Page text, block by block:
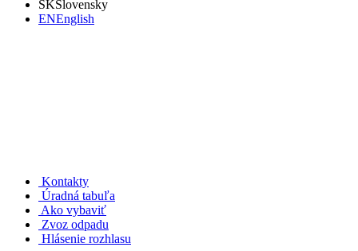
SKSlovensky
ENEnglish
Kontakty
Úradná tabuľa
Ako vybaviť
Zvoz odpadu
Hlásenie rozhlasu